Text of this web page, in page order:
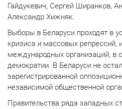
Гайдукевич, Сергей Ширанков,
Александр Хижняк.
Выборы в Беларуси проходят в
кризиса и массовых репрессий,
международных организаций, в
демократии. В Беларуси не
зарегистрированной
независимой общественной
Правительства ряда западных